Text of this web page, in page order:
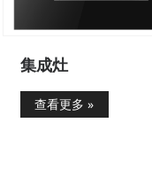
集成灶
查看更多 »